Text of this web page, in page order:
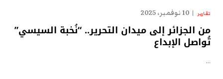
تقارير 10 نوفمبر، 2025
من الجزائر إلى ميدان التحرير.. “نُخبة السيسي”
تُواصل الإبداع
…